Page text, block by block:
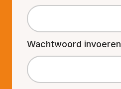
Wachtwoord invoeren